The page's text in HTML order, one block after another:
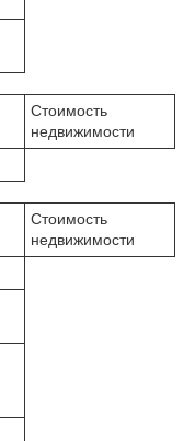
Стоимость
недвижимости
Стоимость
недвижимости